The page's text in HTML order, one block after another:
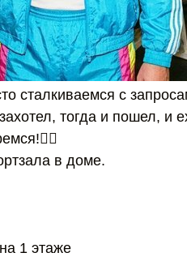
сталкиваемся с
тогда и пошел, и
в доме.
1 этаже